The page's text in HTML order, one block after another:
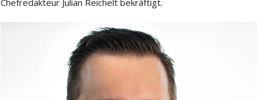
Chefredakteur Julian Reichelt bekräftigt.